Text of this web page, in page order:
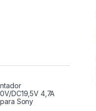
DC19,5V 4,7A
Sony